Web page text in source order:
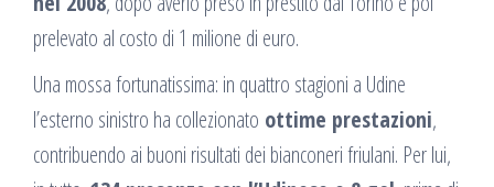
prelevato al costo di 1 milione di euro.
Una mossa fortunatissima: in quattro stagioni a Udine
l’esterno sinistro ha collezionato ottime prestazioni,
contribuendo ai buoni risultati dei bianconeri friulani. Per lui,